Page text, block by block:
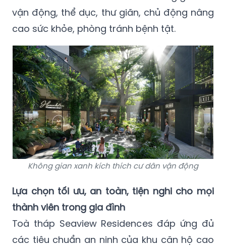
vận động, thể dục, thư giãn, chủ động nâng
cao sức khỏe, phòng tránh bệnh tật.
Không gian xanh kích thích cư dân vận động
Lựa chọn tối ưu, an toàn, tiện nghi cho mọi
thành viên trong gia đình
Toà tháp Seaview Residences đáp ứng đủ
các tiêu chuẩn an ninh của khu căn hộ cao